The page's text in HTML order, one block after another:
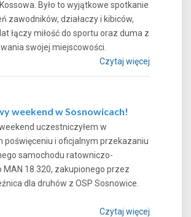
Kossowa. Było to wyjątkowe spotkanie
zawodników, działaczy i kibiców,
łączy miłość do sportu oraz duma z
swojej miejscowości.
Czytaj więcej
weekend w Sosnowicach!
uczestniczyłem w
poświęceniu i oficjalnym przekazaniu
samochodu ratowniczo-
MAN 18.320, zakupionego przez
dla druhów z OSP Sosnowice.
Czytaj więcej